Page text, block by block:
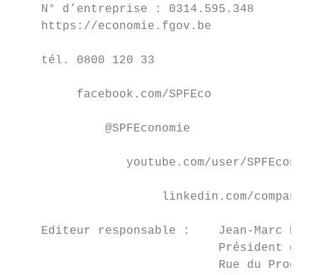
    N° d’entreprise : 0314.595.348
    https://economie.fgov.be
    tél. 0800 120 33
         facebook.com/SPFEco
             @SPFEconomie
youtube.com/user/
linkedin.com/company/
Editeur responsable :    Jean-Marc
Président du
Rue du